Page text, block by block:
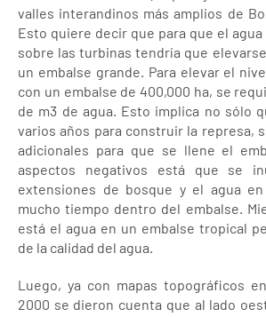
valles interandinos más amplios de
Esto quiere decir que para que el
sobre las turbinas tendría que
un embalse grande. Para elevar el
con un embalse de 400,000 ha, se
de m3 de agua. Esto implica no sólo
varios años para construir la represa,
adicionales para que se llene el
aspectos negativos está que se
extensiones de bosque y el agua
mucho tiempo dentro del embalse.
está el agua en un embalse tropical
de la calidad del agua.
Luego, ya con mapas topográficos
2000 se dieron cuenta que al lado